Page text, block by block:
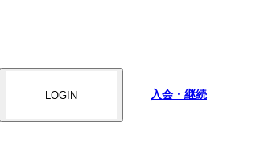
LOGIN 入会・継続